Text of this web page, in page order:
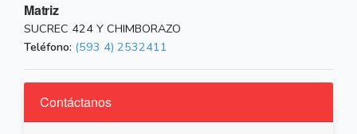
Matriz
SUCREC 424 Y CHIMBORAZO
Teléfono: (593 4) 2532411
Contáctanos